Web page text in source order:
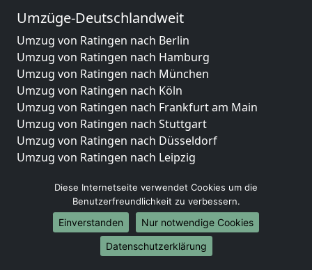
Umzüge-Deutschlandweit
Umzug von Ratingen nach Berlin
Umzug von Ratingen nach Hamburg
Umzug von Ratingen nach München
Umzug von Ratingen nach Köln
Umzug von Ratingen nach Frankfurt am Main
Umzug von Ratingen nach Stuttgart
Umzug von Ratingen nach Düsseldorf
Umzug von Ratingen nach Leipzig
Umzug von Ratingen nach Essen
Umzug von Ratingen nach Bremen
Umzug von Ratingen nach Dresden
Umzug von Ratingen nach Hannover
Umzug von Ratingen nach Nürnberg
Diese Internetseite verwendet Cookies um die
Benutzerfreundlichkeit zu verbessern.
Einverstanden
Nur notwendige Cookies
Datenschutzerklärung